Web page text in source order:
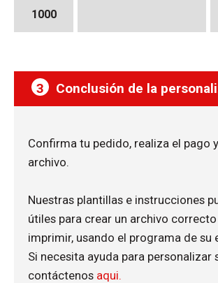
1000
3 Conclusión de la
Confirma tu pedido, realiza el pago
archivo.
Nuestras plantillas e instrucciones
útiles para crear un archivo
imprimir, usando el programa de su
Si necesita ayuda para personalizar
contáctenos aqui.